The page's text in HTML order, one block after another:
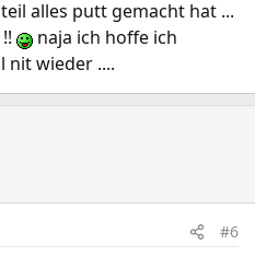
alles putt gemacht hat ...
naja ich hoffe ich
nit wieder ....
#6